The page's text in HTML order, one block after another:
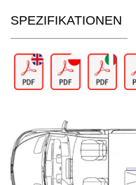
SPEZIFIKATIONEN